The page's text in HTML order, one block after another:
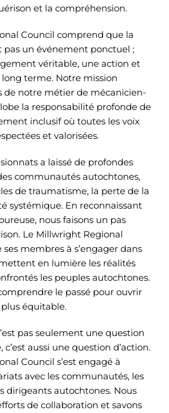
et la compréhension.
Council comprend que la
pas un événement ponctuel ;
véritable, une action et
terme. Notre mission
de notre métier de mécanicien-
la responsabilité profonde de
inclusif où toutes les voix
et valorisées.
a laissé de profondes
communautés autochtones,
de traumatisme, la perte de la
systémique. En reconnaissant
nous faisons un pas
Le Millwright Regional
membres à s’engager dans
en lumière les réalités
les peuples autochtones.
le passé pour ouvrir
équitable.
pas seulement une question
c’est aussi une question d’action.
Council s’est engagé à
avec les communautés, les
dirigeants autochtones. Nous
de collaboration et savons